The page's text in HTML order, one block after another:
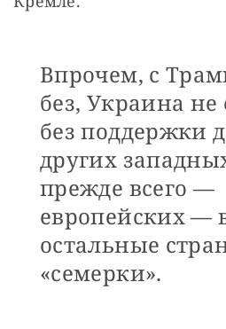
Впрочем, с
без, Украина не
без поддержки
других
прежде всего —
европейских —
остальные
«семерки».